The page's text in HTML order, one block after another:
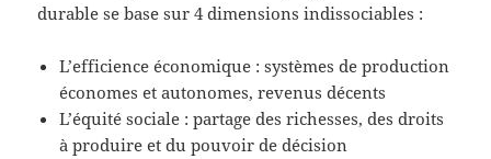
durable se base sur 4 dimensions indissociables :
L’efficience économique : systèmes de production
économes et autonomes, revenus décents
L’équité sociale : partage des richesses, des droits
à produire et du pouvoir de décision